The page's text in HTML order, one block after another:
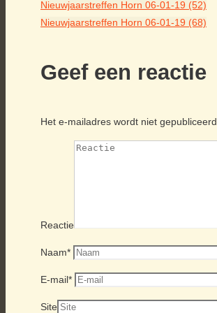
Nieuwjaarstreffen Horn 06-01-19 (52)
Nieuwjaarstreffen Horn 06-01-19 (68)
Geef een reactie
Het e-mailadres wordt niet gepubliceerd.
Reactie
Naam*
E-mail*
Site